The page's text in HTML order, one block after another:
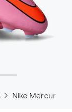
Nike Mercurial